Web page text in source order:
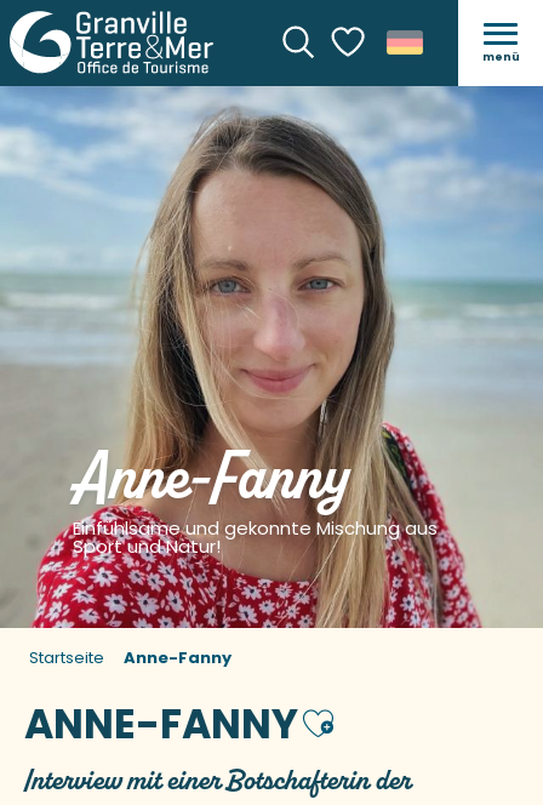
SucheVoir les favoris
menü
Anne-Fanny
Einfühlsame und gekonnte Mischung aus
Sport und Natur!
Startseite Anne-Fanny
ANNE-FANNYAjouter aux
Interview mit einer Botschafterin der